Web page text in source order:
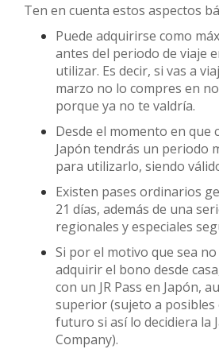
Ten en cuenta estos aspectos
Puede adquirirse como
antes del periodo de viaje
utilizar. Es decir, si vas a
marzo no lo compres en
porque ya no te valdría.
Desde el momento en que
Japón tendrás un periodo
para utilizarlo, siendo
Existen pases ordinarios
21 días, además de una
regionales y especiales
Si por el motivo que sea
adquirir el bono desde
con un JR Pass en Japón,
superior (sujeto a posibles
futuro si así lo decidiera la
Company).